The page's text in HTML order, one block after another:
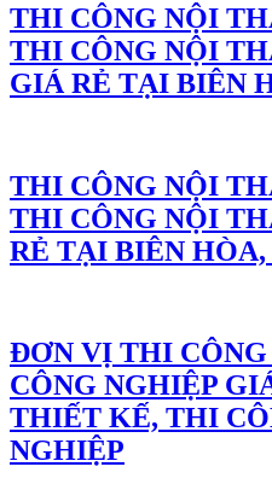
THI CÔNG NỘI
THI CÔNG NỘI
GIÁ RẺ TẠI BIÊN
THI CÔNG NỘI
THI CÔNG NỘI
RẺ TẠI BIÊN
ĐƠN VỊ THI
CÔNG NGHIỆP
THIẾT KẾ, THI
NGHIỆP